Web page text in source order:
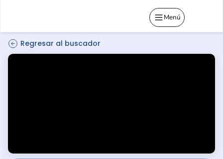
Menú
Regresar al buscador